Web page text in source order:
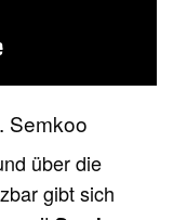
Semkoo
über die
gibt sich